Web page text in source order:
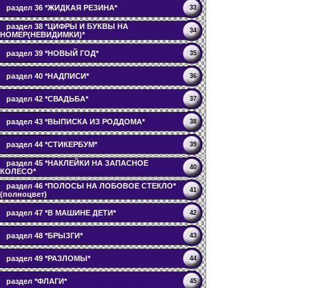
раздел 36 *ЖИДКАЯ РЕЗИНА* 33
раздел 38 *ЦИФРЫ И БУКВЫ НА
НОМЕР(НЕВИДИМКИ)*
34
раздел 39 *НОВЫЙ ГОД* 35
раздел 40 *НАДПИСИ* 36
раздел 42 *СВАДЬБА* 37
раздел 43 *ВЫПИСКА ИЗ РОДДОМА* 38
раздел 44 *СТИКЕРБУМ* 39
раздел 45 *НАКЛЕЙКИ НА ЗАПАСНОЕ
КОЛЕСО*
40
раздел 46 *ПОЛОСЫ НА ЛОБОВОЕ СТЕКЛО*
(полноцвет)
41
раздел 47 *В МАШИНЕ ДЕТИ* 42
раздел 48 *БРЫЗГИ* 43
раздел 49 *РАЗЛОМЫ* 44
раздел *ФЛАГИ* 45